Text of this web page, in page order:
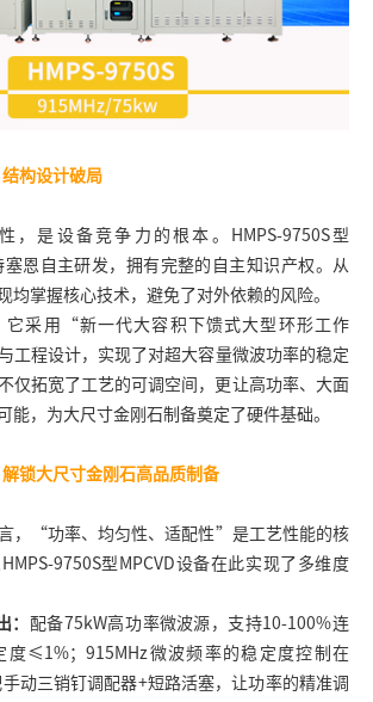
构设计破局
，是设备竞争力的根本。HMPS-9750S型
塞恩自主研发，拥有完整的自主知识产权。从
均掌握核心技术，避免了对外依赖的风险。
它采用“新一代大容积下馈式大型环形工作
工程设计，实现了对超大容量微波功率的稳定
拓宽了工艺的可调空间，更让高功率、大面
能，为大尺寸金刚石制备奠定了硬件基础。
锁大尺寸金刚石高品质制备
，“功率、均匀性、适配性”是工艺性能的核
9750S型MPCVD设备在此实现了多维度
配备75kW高功率微波源，支持10-100%连
度≤1%；915MHz微波频率的稳定度控制在
动三销钉调配器+短路活塞，让功率的精准调